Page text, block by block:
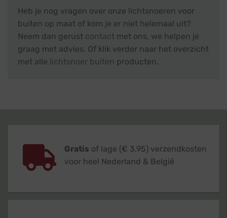
Heb je nog vragen over onze lichtsnoeren voor
buiten op maat of kom je er niet helemaal uit?
Neem dan gerust contact met ons, we helpen je
graag met advies. Of klik verder naar het overzicht
met alle lichtsnoer buiten producten.
Gratis of lage (€ 3,95) verzendkosten
voor heel Nederland & België